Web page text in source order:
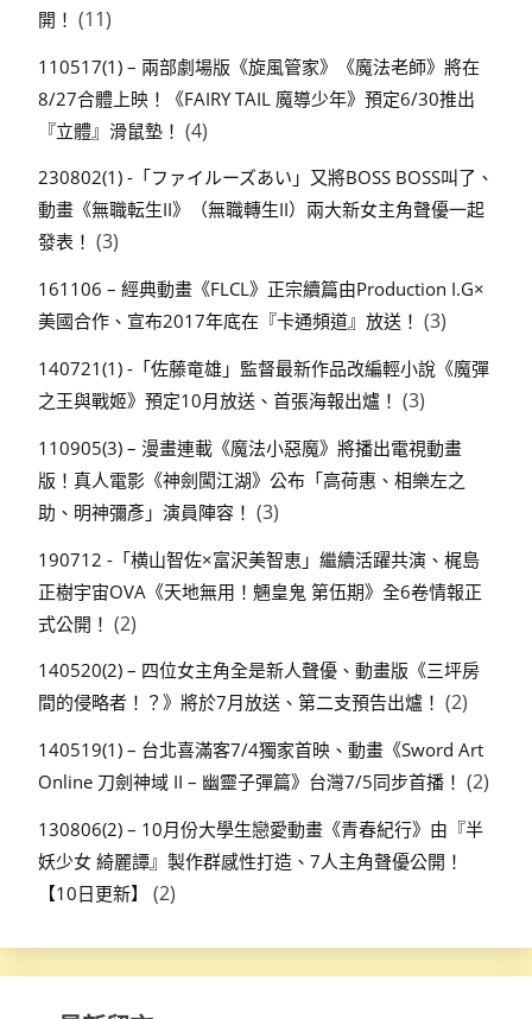
開！ (11)
110517(1) – 兩部劇場版《旋風管家》《魔法老師》將在
8/27合體上映！《FAIRY TAIL 魔導少年》預定6/30推出
『立體』滑鼠墊！ (4)
230802(1) -「ファイルーズあい」又將BOSS BOSS叫了、
動畫《無職転生II》（無職轉生II）兩大新女主角聲優一起
發表！ (3)
161106 – 經典動畫《FLCL》正宗續篇由Production I.G×
美國合作、宣布2017年底在『卡通頻道』放送！ (3)
140721(1) -「佐藤竜雄」監督最新作品改編輕小說《魔彈
之王與戰姬》預定10月放送、首張海報出爐！ (3)
110905(3) – 漫畫連載《魔法小惡魔》將播出電視動畫
版！真人電影《神劍闖江湖》公布「高荷惠、相樂左之
助、明神彌彥」演員陣容！ (3)
190712 -「横山智佐×富沢美智恵」繼續活躍共演、梶島
正樹宇宙OVA《天地無用！魎皇鬼 第伍期》全6卷情報正
式公開！ (2)
140520(2) – 四位女主角全是新人聲優、動畫版《三坪房
間的侵略者！？》將於7月放送、第二支預告出爐！ (2)
140519(1) – 台北喜滿客7/4獨家首映、動畫《Sword Art
Online 刀劍神域 II – 幽靈子彈篇》台灣7/5同步首播！ (2)
130806(2) – 10月份大學生戀愛動畫《青春紀行》由『半
妖少女 綺麗譚』製作群感性打造、7人主角聲優公開！
【10日更新】
(2)